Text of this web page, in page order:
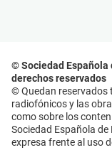
© Sociedad Española
derechos reservados
© Quedan reservados
radiofónicos y las
como sobre los
Sociedad Española
expresa frente al uso